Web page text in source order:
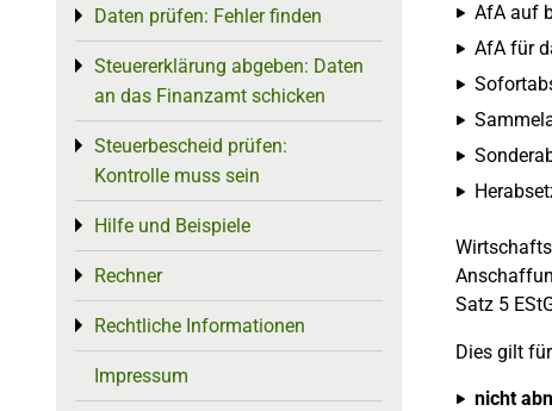
AfA auf
AfA für
Satz 5
Dies gilt für
nicht
Daten prüfen: Fehler finden
Toggle menu
Steuererklärung abgeben: Daten
an das Finanzamt schicken
Toggle menu
Steuerbescheid prüfen:
Kontrolle muss sein
Toggle menu
Hilfe und Beispiele
Toggle menu
Rechner
Toggle menu
Rechtliche Informationen
Toggle menu
Impressum